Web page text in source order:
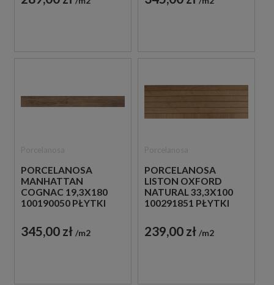
PORCELANOSA
MANHATTAN
COGNAC 19,3X180
100190050 PŁYTKI
345,00 zł m2
PORCELANOSA
LISTON OXFORD
NATURAL 33,3X100
100291851 PŁYTKI
ŚCIENNE LAMELE
239,00 zł m2